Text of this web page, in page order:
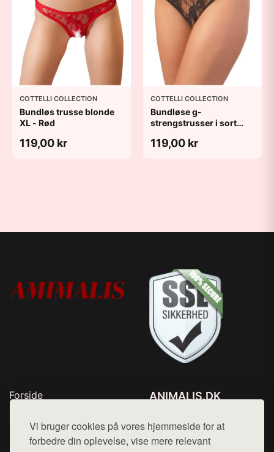
Vi bruger cookies på vores hjemmeside for at
forbedre din oplevelse, vise mere relevant
COTTELLI COLLECTION
Bundløs trusse blonde
XL - Rød
119,00 kr
COTTELLI COLLECTION
Bundløse g-
strengstrusser i sort
119,00 kr
Forside
Top Rabatter
Kontakt
ANIMALIS.DK
Mail: hej@want.dk